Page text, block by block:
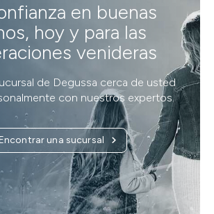
en buenas
hoy y para las
venideras
de Degussa cerca de usted
con nuestros expertos.
una sucursal